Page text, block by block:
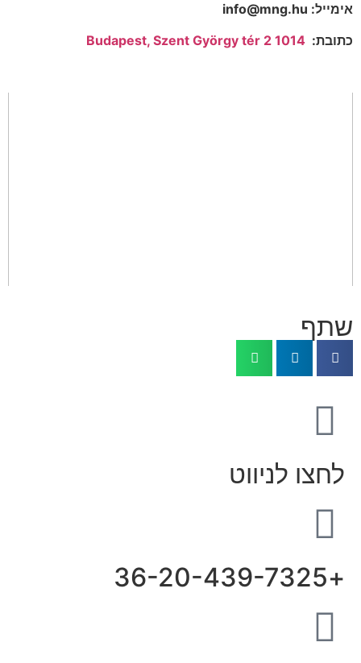
אימייל: info@mng.hu
כתובת: 1014 Budapest, Szent György tér 2
שתף
לחצו לניווט
+36-20-439-7325